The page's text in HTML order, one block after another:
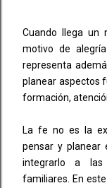
Cuando llega un
motivo de
representa
planear aspectos
formación,
La fe no es la
pensar y planear
integrarlo a las
familiares. En